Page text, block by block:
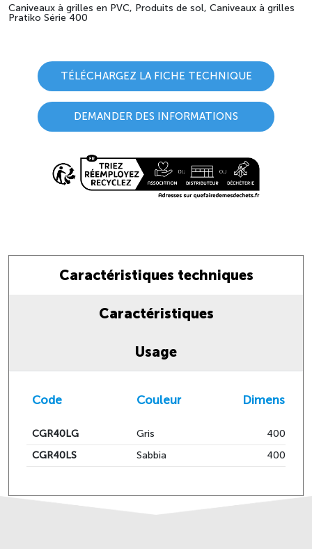
Caniveaux à grilles en PVC, Produits de sol, Caniveaux à grilles
Pratiko Série 400
TÉLÉCHARGEZ LA FICHE TECHNIQUE
DEMANDER DES INFORMATIONS
Caractéristiques techniques
Caractéristiques
Usage
Code Couleur Dimensions
CGR40LG Gris
400x500
CGR40LS
Sabbia 400x500